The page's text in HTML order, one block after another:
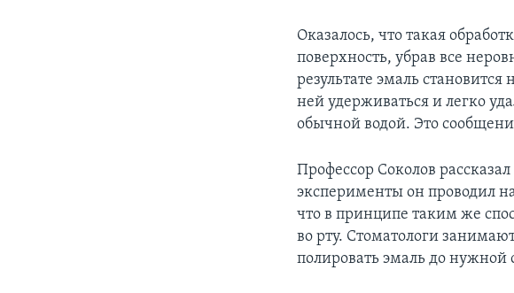
Оказалось, что такая
поверхность, убрав все
результате эмаль
ней удерживаться и легко
обычной водой. Это
Профессор Соколов
эксперименты он проводил
что в принципе таким же
во рту. Стоматологи
полировать эмаль до нужной